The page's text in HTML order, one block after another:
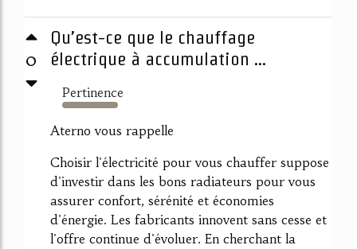
0
Qu’est-ce que le chauffage
électrique à accumulation ...
Pertinence
672%
Aterno vous rappelle
Choisir l'électricité pour vous chauffer suppose
d'investir dans les bons radiateurs pour vous
assurer confort, sérénité et économies
d'énergie. Les fabricants innovent sans cesse et
l'offre continue d'évoluer. En cherchant la